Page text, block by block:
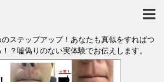
ステップアップ！あなたも真似をすればつ
？嘘偽りのない実体験でお伝えします。